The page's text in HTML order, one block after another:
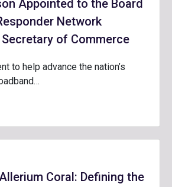
Appointed to the Board
Network
of Commerce
to help advance the nation’s
Coral: Defining the